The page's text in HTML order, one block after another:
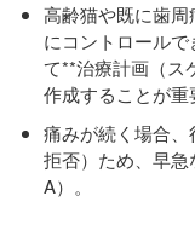
高齢猫や既に歯
にコントロール
て**治療計画（ス
作成することが重
痛みが続く場合
拒否）ため、早
A）。